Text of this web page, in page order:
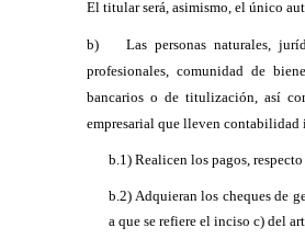
El titular será, asimismo, el único
b)
Las personas naturales,
profesionales, comunidad de
bancarios o de titulización, así
empresarial que lleven contabilidad
b.1) Realicen los pagos,
b.2) Adquieran los cheques de
a que se refiere el inciso c) del